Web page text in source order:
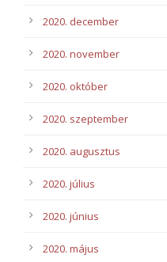
2020. december
2020. november
2020. október
2020. szeptember
2020. augusztus
2020. július
2020. június
2020. május